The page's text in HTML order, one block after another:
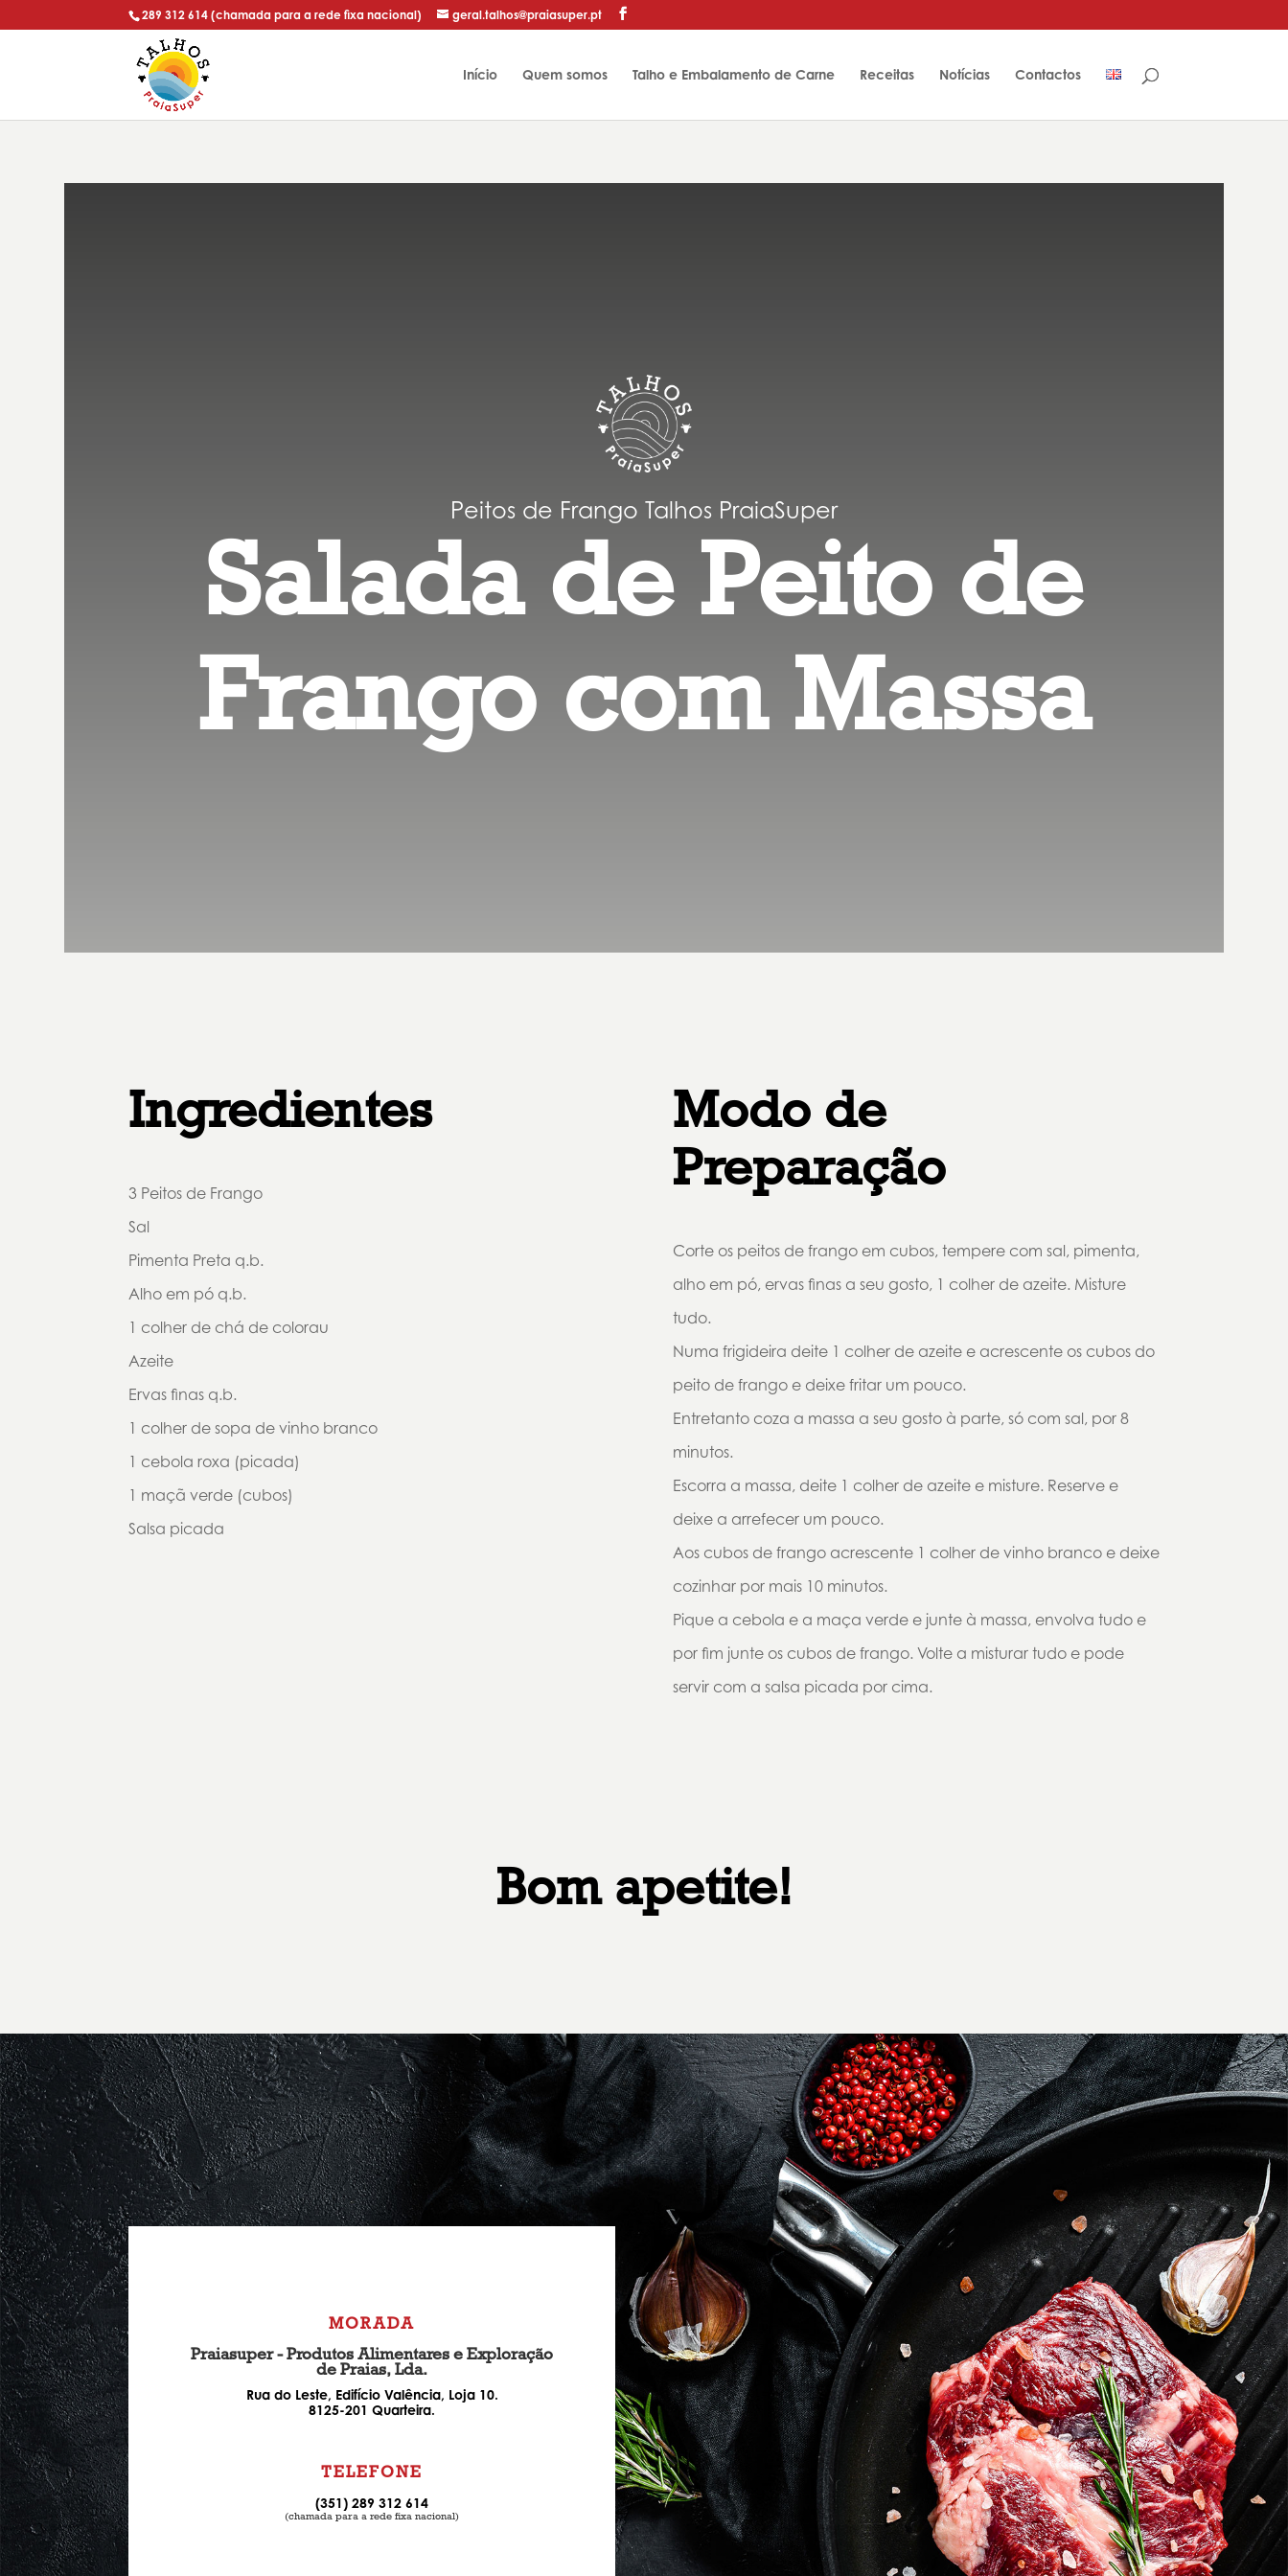
289 312 614 (chamada para a rede fixa nacional) geral.talhos@praiasuper.pt
Início Quem somos Talho e Embalamento de Carne Receitas Notícias Contactos
Peitos de Frango Talhos PraiaSuper
Salada de Peito de
Frango com Massa
Ingredientes
3 Peitos de Frango
Sal
Pimenta Preta q.b.
Alho em pó q.b.
1 colher de chá de colorau
Azeite
Ervas finas q.b.
1 colher de sopa de vinho branco
1 cebola roxa (picada)
1 maçã verde (cubos)
Salsa picada
Modo de
Preparação
Corte os peitos de frango em cubos, tempere com sal, pimenta,
alho em pó, ervas finas a seu gosto, 1 colher de azeite. Misture
tudo.
Numa frigideira deite 1 colher de azeite e acrescente os cubos do
peito de frango e deixe fritar um pouco.
Entretanto coza a massa a seu gosto à parte, só com sal, por 8
minutos.
Escorra a massa, deite 1 colher de azeite e misture. Reserve e
deixe a arrefecer um pouco.
Aos cubos de frango acrescente 1 colher de vinho branco e deixe
cozinhar por mais 10 minutos.
Pique a cebola e a maça verde e junte à massa, envolva tudo e
por fim junte os cubos de frango. Volte a misturar tudo e pode
servir com a salsa picada por cima.
Bom apetite!
MORADA
Praiasuper - Produtos Alimentares e Exploração
de Praias, Lda.
Rua do Leste, Edifício Valência, Loja 10.
8125-201 Quarteira.
TELEFONE
(351) 289 312 614
(chamada para a rede fixa nacional)